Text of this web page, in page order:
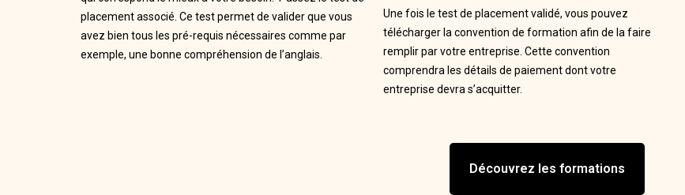
placement associé. Ce test permet de valider que vous
avez bien tous les pré-requis nécessaires comme par
exemple, une bonne compréhension de l’anglais.
Une fois le test de placement validé, vous pouvez
télécharger la convention de formation afin de la faire
remplir par votre entreprise. Cette convention
comprendra les détails de paiement dont votre
entreprise devra s’acquitter.
Découvrez les formations